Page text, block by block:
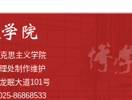
克思主义学院
处制作维护
眠大道101号
86868533